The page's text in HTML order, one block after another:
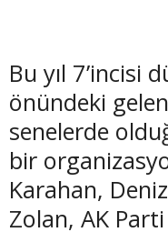
Bu yıl 7’incisi
önündeki
senelerde
bir
Karahan,
Zolan, AK